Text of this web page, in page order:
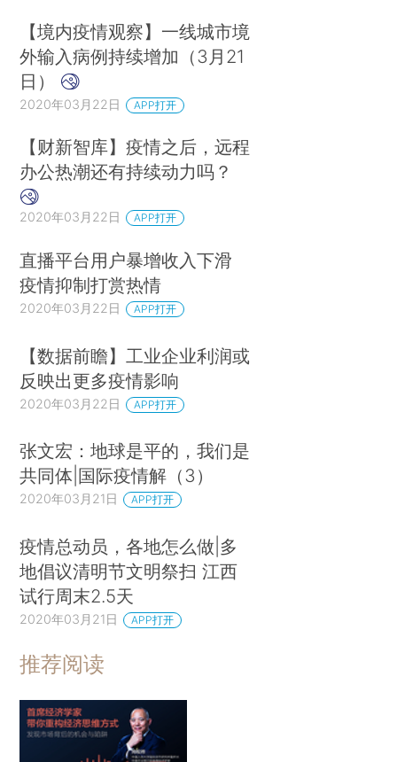
【境内疫情观察】一线城市境
外输入病例持续增加（3月21
日）
2020年03月22日 APP打开
【财新智库】疫情之后，远程
办公热潮还有持续动力吗？
2020年03月22日 APP打开
直播平台用户暴增收入下滑
疫情抑制打赏热情
2020年03月22日 APP打开
【数据前瞻】工业企业利润或
反映出更多疫情影响
2020年03月22日 APP打开
张文宏：地球是平的，我们是
共同体|国际疫情解（3）
2020年03月21日 APP打开
疫情总动员，各地怎么做|多
地倡议清明节文明祭扫 江西
试行周末2.5天
2020年03月21日 APP打开
推荐阅读